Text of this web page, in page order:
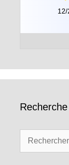
12/
Recherche